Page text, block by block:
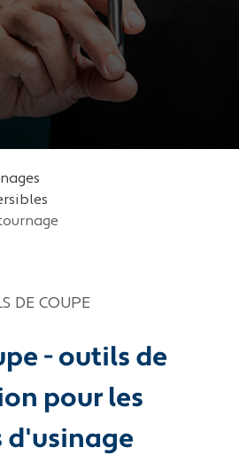
- outils de
pour les
d'usinage
DE COUPE